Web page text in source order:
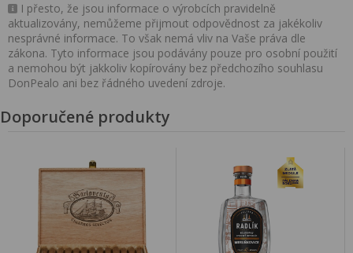
I přesto, že jsou informace o výrobcích pravidelně
aktualizovány, nemůžeme přijmout odpovědnost za jakékoliv
nesprávné informace. To však nemá vliv na Vaše práva dle
zákona. Tyto informace jsou podávány pouze pro osobní použití
a nemohou být jakkoliv kopírovány bez předchozího souhlasu
DonPealo ani bez řádného uvedení zdroje.
Doporučené produkty